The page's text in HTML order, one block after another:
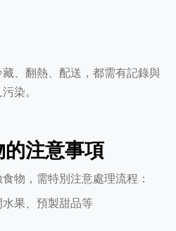
、翻熱、配送，都需有記錄與
染。
注意事項
物，需特別注意處理流程：
果、預製甜品等